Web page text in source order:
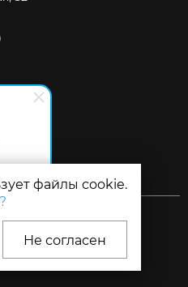
у
файлы cookie.
Не согласен